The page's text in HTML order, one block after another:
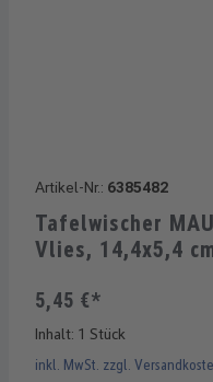
Artikel-Nr.: 6385482
Tafelwischer
Vlies, 14,4x5,4
5,45 €*
Inhalt: 1 Stück
inkl. MwSt. zzgl.